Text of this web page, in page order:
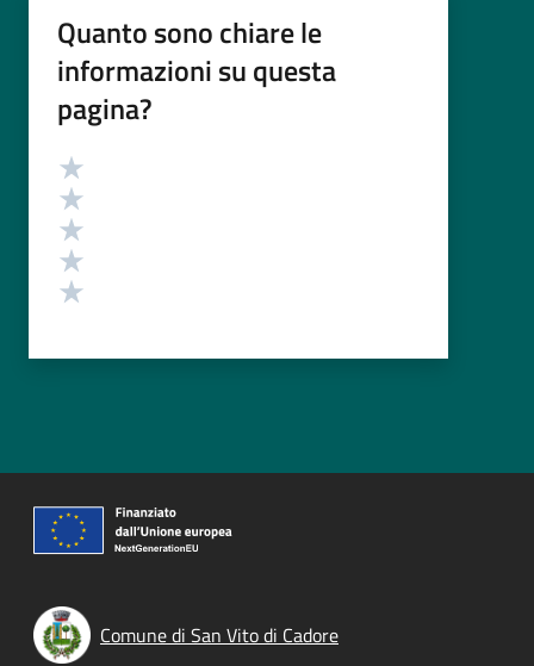
Quanto sono chiare le
informazioni su questa
pagina?
Valutazione
Comune di San Vito di Cadore